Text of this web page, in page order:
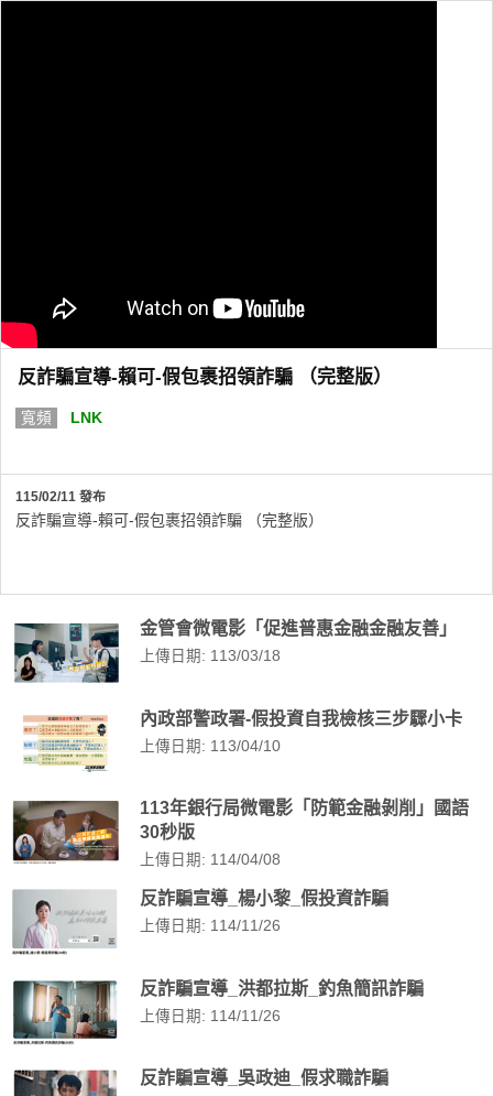
反詐騙宣導-賴可-假包裹招領詐騙 （完整版）
寬頻 LNK
115/02/11 發布
反詐騙宣導-賴可-假包裹招領詐騙 （完整版）
金管會微電影「促進普惠金融金融友善」
上傳日期: 113/03/18
內政部警政署-假投資自我檢核三步驟小卡
上傳日期: 113/04/10
113年銀行局微電影「防範金融剝削」國語
30秒版
上傳日期: 114/04/08
反詐騙宣導_楊小黎_假投資詐騙
上傳日期: 114/11/26
反詐騙宣導_洪都拉斯_釣魚簡訊詐騙
上傳日期: 114/11/26
反詐騙宣導_吳政迪_假求職詐騙